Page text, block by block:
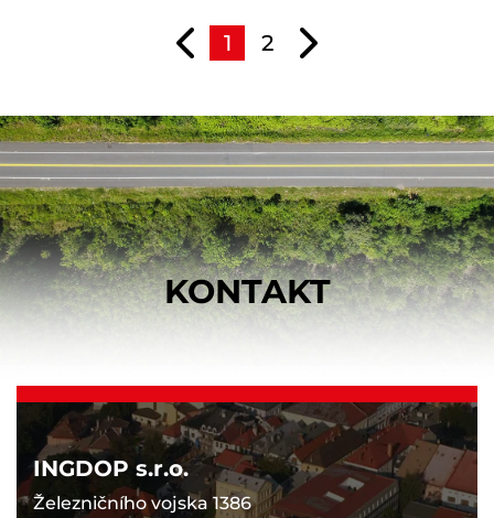
1 2
KONTAKT
INGDOP s.r.o.
Železničního vojska 1386